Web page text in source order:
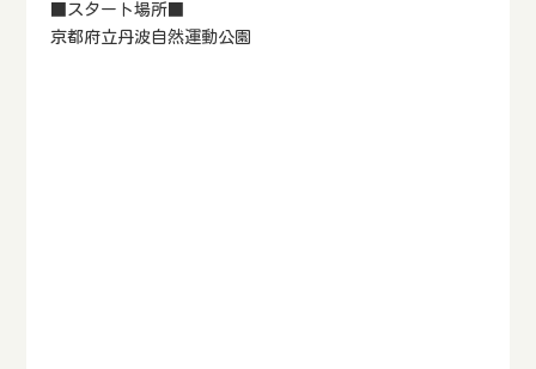
■スタート場所■
京都府立丹波自然運動公園